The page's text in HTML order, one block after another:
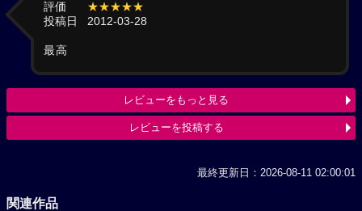
評価
★★★★★
投稿日
2012-03-28
最高
レビューをもっと見る
レビューを投稿する
最終更新日：2026-08-11 02:00:01
関連作品